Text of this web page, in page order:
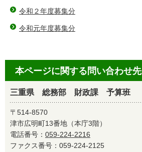
令和２年度募集分
令和元年度募集分
本ページに関する問い合わせ先
三重県 総務部 財政課 予算班
〒514-8570
津市広明町13番地（本庁3階）
電話番号： 059-224-2216
ファクス番号：059-224-2125